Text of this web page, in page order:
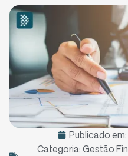
Publicado em:
Categoria: Gestão